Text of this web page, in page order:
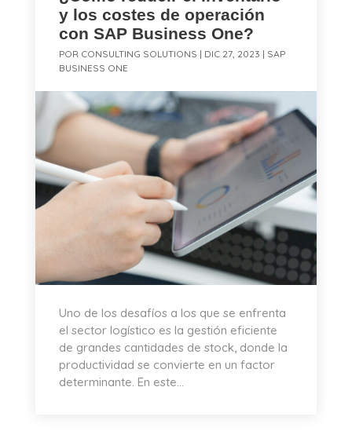
y los costes de operación
con SAP Business One?
POR CONSULTING SOLUTIONS | DIC 27, 2023 | SAP
BUSINESS ONE
Uno de los desafíos a los que se enfrenta
el sector logístico es la gestión eficiente
de grandes cantidades de stock, donde la
productividad se convierte en un factor
determinante. En este...